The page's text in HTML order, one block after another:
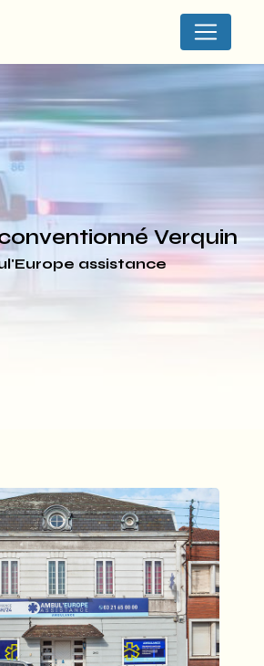
Verquin
assistance
cookies